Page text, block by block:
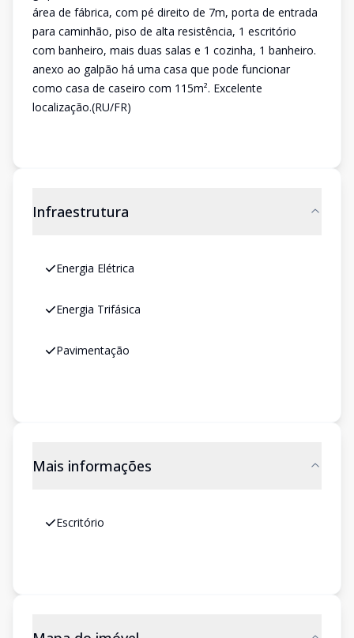
área de fábrica, com pé direito de 7m, porta de entrada
para caminhão, piso de alta resistência, 1 escritório
com banheiro, mais duas salas e 1 cozinha, 1 banheiro.
anexo ao galpão há uma casa que pode funcionar
como casa de caseiro com 115m². Excelente
localização.(RU/FR)
Infraestrutura
Energia Elétrica
Energia Trifásica
Pavimentação
Mais informações
Escritório